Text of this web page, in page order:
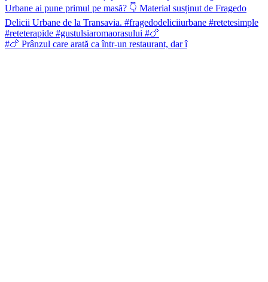
#🍗 Prânzul care arată ca într-un restaurant, dar î